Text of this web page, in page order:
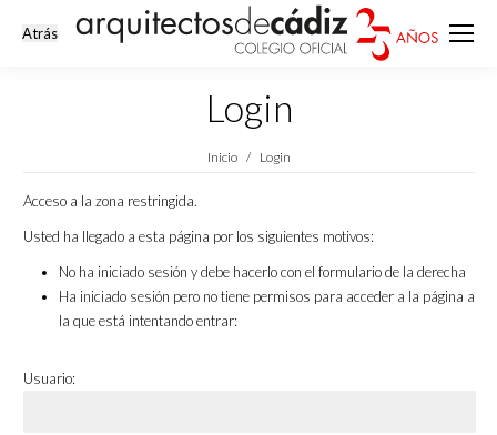
Login
Estás aquí:
Inicio Login
Acceso a la zona restringida.
Usted ha llegado a esta página por los siguientes motivos:
No ha iniciado sesión y debe hacerlo con el formulario de la derecha
Ha iniciado sesión pero no tiene permisos para acceder a la página a
la que está intentando entrar:
Usuario: